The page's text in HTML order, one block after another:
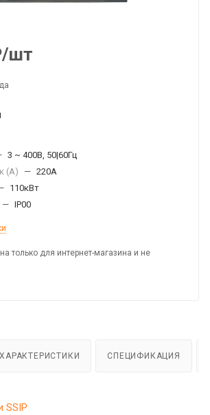
/шт
3 ~ 400В, 50|60Гц
(А)
— 220А
110кВт
— IP00
только для интернет-магазина и не
ХАРАКТЕРИСТИКИ СПЕЦИФИКАЦИЯ
SSIP